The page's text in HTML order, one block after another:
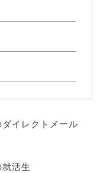
イレクトメール
活生